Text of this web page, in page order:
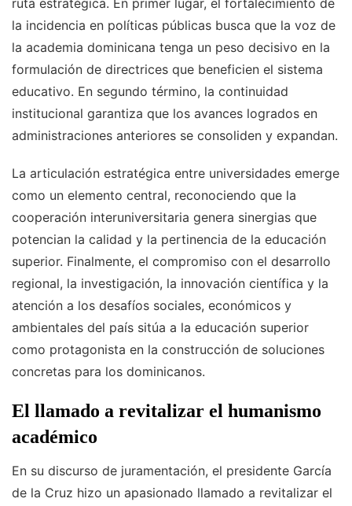
ruta estratégica. En primer lugar, el fortalecimiento de
la incidencia en políticas públicas busca que la voz de
la academia dominicana tenga un peso decisivo en la
formulación de directrices que beneficien el sistema
educativo. En segundo término, la continuidad
institucional garantiza que los avances logrados en
administraciones anteriores se consoliden y expandan.
La articulación estratégica entre universidades emerge
como un elemento central, reconociendo que la
cooperación interuniversitaria genera sinergias que
potencian la calidad y la pertinencia de la educación
superior. Finalmente, el compromiso con el desarrollo
regional, la investigación, la innovación científica y la
atención a los desafíos sociales, económicos y
ambientales del país sitúa a la educación superior
como protagonista en la construcción de soluciones
concretas para los dominicanos.
El llamado a revitalizar el humanismo
académico
En su discurso de juramentación, el presidente García
de la Cruz hizo un apasionado llamado a revitalizar el